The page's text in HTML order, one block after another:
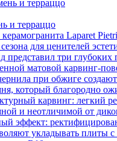
и терраццо
керамогранита Laparet
сезона для ценителей
представил три
матовой карвинг-
при обжиге
который благородно
карвинг: легкий
и неотличимой от
эффект:
укладывать плиты